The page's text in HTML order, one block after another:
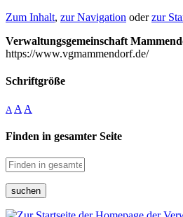
Zum Inhalt, zur Navigation oderzur
Verwaltungsgemeinschaft
https://www.vgmammendorf.de/
Schriftgröße
A A A
Finden in gesamter Seite
suchen